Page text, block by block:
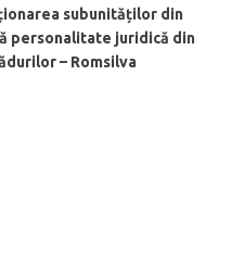
subunităților din
personalitate juridică din
– Romsilva